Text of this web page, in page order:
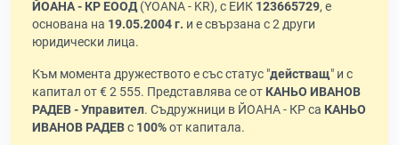
ЙОАНА - КР ЕООД(YOANA - KR), с ЕИК 123665729, е
основана на 19.05.2004 г. и е свързана с 2 други
юридически лица.
Към момента дружеството е със статус "действащ" и с
капитал от € 2 555. Представлява се от КАНЬО ИВАНОВ
РАДЕВ - Управител. Съдружници в ЙОАНА - КР са КАНЬО
ИВАНОВ РАДЕВс 100%от капитала.